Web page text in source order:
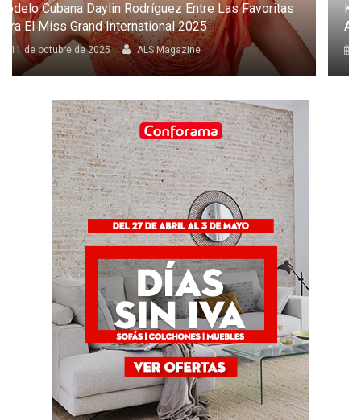
Karol G Será La Primera Latina En Cantar En El Desfile
Anual De Victoria’s Secret
8 de octubre de 2025 ALS Magazine